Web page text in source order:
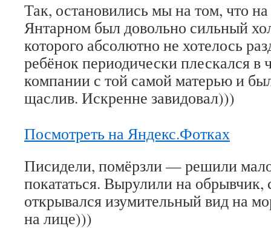
Так, остановились мы на том, что
Янтарном был довольно сильный
которого абсолютно не хотелось
ребёнок периодически плескался в
компании с той самой матерью и
щаслив. Искренне завидовал)))
Посмотреть на Яндекс.Фотках
Писидели, помёрзли — решили
покататься. Вырулили на обрывчик,
открывался изумительный вид на
на лице)))